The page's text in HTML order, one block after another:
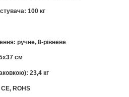
100 кг
ручне, 8-рівневе
см
23,4 кг
CE, ROHS